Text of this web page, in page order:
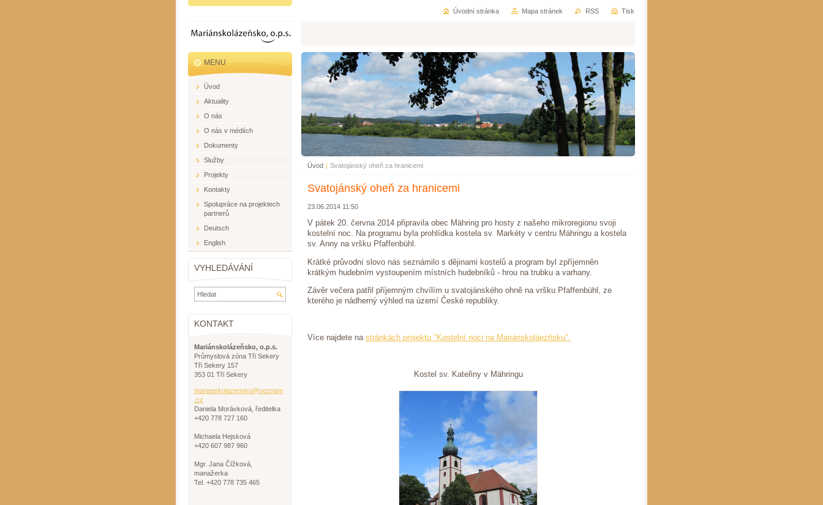
Úvod | Svatojánský oheň za hranicemi
Svatojánský oheň za hranicemi
23.06.2014 11:50
V pátek 20. června 2014 připravila obec Mähring pro hosty z našeho mikroregionu svoji
kostelní noc. Na programu byla prohlídka kostela sv. Markéty v centru Mähringu a kostela
sv. Anny na vršku Pfaffenbühl.
Krátké průvodní slovo nás seznámilo s dějinami kostelů a program byl zpříjemněn
krátkým hudebním vystoupením místních hudebníků - hrou na trubku a varhany.
Závěr večera patřil příjemným chvílím u svatojánského ohně na vršku Pfaffenbühl, ze
kterého je nádherný výhled na území České republiky.
Více najdete na stránkách projektu "Kostelní noci na Mariánskoláezňsku".
Kostel sv. Kateřiny v Mähringu
MENU
Úvod
Aktuality
O nás
O nás v médiích
Dokumenty
Služby
Projekty
Kontakty
Spolupráce na projektech
partnerů
Deutsch
English
VYHLEDÁVÁNÍ
KONTAKT
Mariánskolázeňsko, o.p.s.
Průmyslová zóna Tři Sekery
Tři Sekery 157
353 01 Tři Sekery
marianskolazensko@seznam
.cz
Daniela Morávková, ředitelka
+420 778 727 160
Michaela Hejsková
+420 607 987 960
Mgr. Jana Čížková,
manažerka
Tel. +420 778 735 465
Úvodní stránka Mapa stránek RSS Tisk